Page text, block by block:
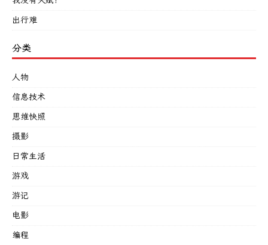
出行难
分类
人物
信息技术
思维快照
摄影
日常生活
游戏
游记
电影
编程